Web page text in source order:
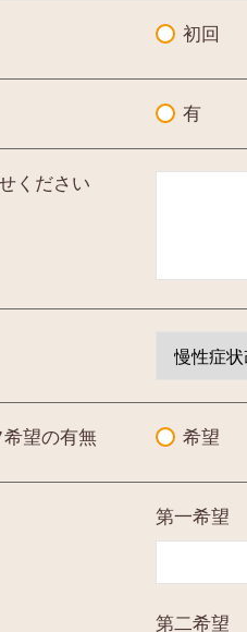
初回
有
ください
望の有無 希望
第一希望
第二希望